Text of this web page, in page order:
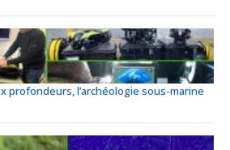
profondeurs, l’archéologie sous-marine